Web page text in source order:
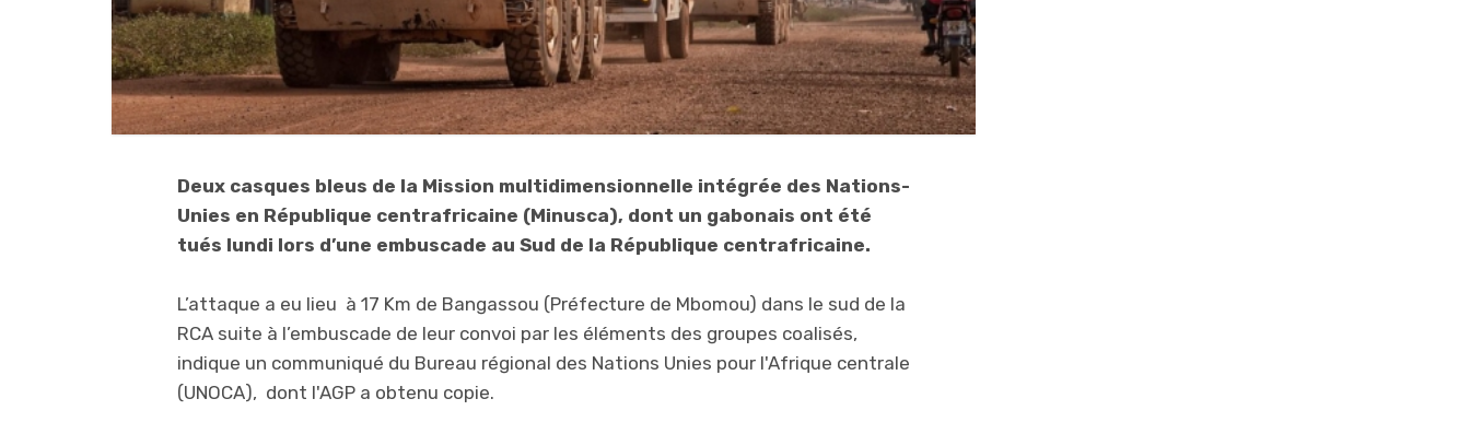
Deux casques bleus de la Mission multidimensionnelle intégrée des Nations-
Unies en République centrafricaine (Minusca), dont un gabonais ont été
tués lundi lors d’une embuscade au Sud de la République centrafricaine.
L’attaque a eu lieu à 17 Km de Bangassou (Préfecture de Mbomou) dans le sud de la
RCA suite à l’embuscade de leur convoi par les éléments des groupes coalisés,
indique un communiqué du Bureau régional des Nations Unies pour l'Afrique centrale
(UNOCA), dont l'AGP a obtenu copie.